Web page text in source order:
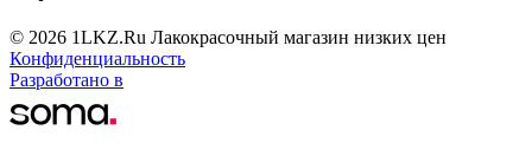
© 2026 1LKZ.Ru Лакокрасочный магазин низких цен
Конфиденциальность
Разработано в